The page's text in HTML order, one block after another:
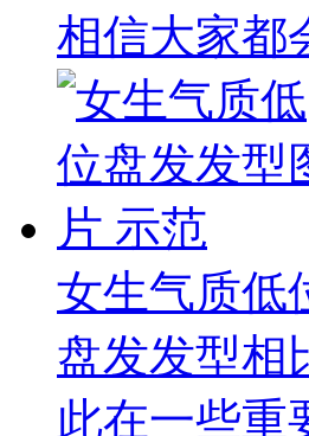
相信大家都
女生气质低
盘发发型相
此在一些重